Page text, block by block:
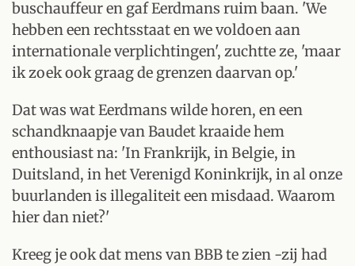
buschauffeur en gaf Eerdmans ruim baan. 'We
hebben een rechtsstaat en we voldoen aan
internationale verplichtingen', zuchtte ze, 'maar
ik zoek ook graag de grenzen daarvan op.'
Dat was wat Eerdmans wilde horen, en een
schandknaapje van Baudet kraaide hem
enthousiast na: 'In Frankrijk, in Belgie, in
Duitsland, in het Verenigd Koninkrijk, in al onze
buurlanden is illegaliteit een misdaad. Waarom
hier dan niet?'
Kreeg je ook dat mens van BBB te zien -zij had